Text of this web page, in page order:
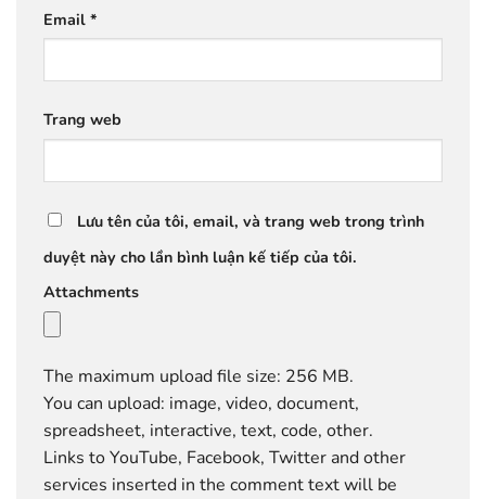
Email *
Trang web
Lưu tên của tôi, email, và trang web trong trình
duyệt này cho lần bình luận kế tiếp của tôi.
Attachments
The maximum upload file size: 256 MB.
You can upload: image, video, document,
spreadsheet, interactive, text, code, other.
Links to YouTube, Facebook, Twitter and other
services inserted in the comment text will be